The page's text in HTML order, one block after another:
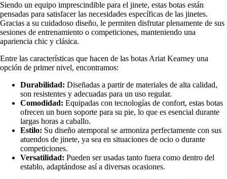
Siendo un equipo imprescindible para el jinete, estas botas están
pensadas para satisfacer las necesidades específicas de las jinetes.
Gracias a su cuidadoso diseño, le permiten disfrutar plenamente de sus
sesiones de entrenamiento o competiciones, manteniendo una
apariencia chic y clásica.
Entre las características que hacen de las botas Ariat Kearney una
opción de primer nivel, encontramos:
Durabilidad: Diseñadas a partir de materiales de alta calidad,
son resistentes y adecuadas para un uso regular.
Comodidad: Equipadas con tecnologías de confort, estas botas
ofrecen un buen soporte para su pie, lo que es esencial durante
largas horas a caballo.
Estilo: Su diseño atemporal se armoniza perfectamente con sus
atuendos de jinete, ya sea en situaciones de ocio o durante
competiciones.
Versatilidad: Pueden ser usadas tanto fuera como dentro del
establo, adaptándose así a diversas ocasiones.